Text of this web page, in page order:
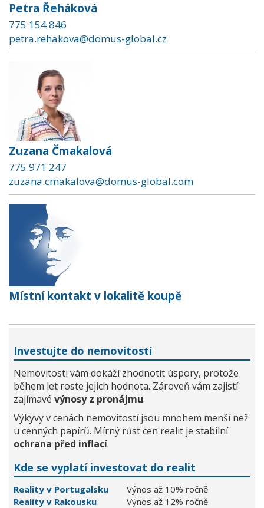
Petra Řeháková
775 154 846
petra.rehakova@domus-global.cz
Zuzana Čmakalová
775 971 247
zuzana.cmakalova@domus-global.com
Místní kontakt v lokalitě koupě
Investujte do nemovitostí
Nemovitosti vám dokáží zhodnotit úspory, protože
během let roste jejich hodnota. Zároveň vám zajistí
zajímavé výnosy z pronájmu.
Výkyvy v cenách nemovitostí jsou mnohem menší než
u cenných papírů. Mírný růst cen realit je stabilní
ochrana před inflací.
Kde se vyplatí investovat do realit
Reality v Portugalsku
Výnos až 10% ročně
Reality v Rakousku
Výnos až 12% ročně